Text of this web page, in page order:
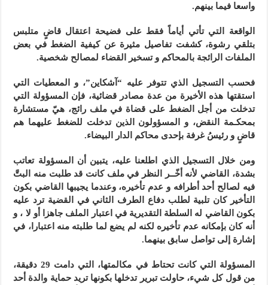
واسعا فيما بينهم.
الواقعة التي تأتي أياماً فقط على فضيحة اعتقال قاضٍ متلبس
بتلقي رشوة، كشفت تفاصيل مثيرة عن كيفية الضغط في بعض
الملفات الرائجة بالمحاكم و تسخير القضاء لمصالح شخصية.
فحسب التسجيل الذي تتوفر عليه “آشكاين”، و المعطيات التي
استقتها هذه الأخيرة من عدة مصادر قضائية، فإن المسؤولة التي
تدخلت من أجل الضغط على قضاة في ملف رائج، هيّ مستشارة
بمحكـمة النقض، و المسؤولون الذين تدخلت للضغط عليهما هم
قاضٍ و رئيسُ غرفة بإحدى محاكم الدار البيضاء.
ومن خلال التسجيل الذي اطلعنا عليه، يتبين أن المسؤولة تعاتب
بشدة، القاضي لأنه أخّــر النظر في ملف كانت قد طلبت منه البتَّ
فيه لصالح أحد أطرافه و عدم تأخيره، وعندما يجيبها القاضي بكون
التأخير كان تلبية لطلب دفاع الطرف الثاني في القضية ترد عليه
بكون القاضي له السلطة التقديرية في اعتبار الملف جاهزا أو لا ، و
أنه كان بإمكانه عدم تأخيره لكنه لم يضع لما طلبته منه اعتبارا، في
إشارة إلى تواصل سابق بينهما.
المسؤولة التي كانت تحتاط في مكالمتها، التي دامت 29 دقيقة،
من قول كل شيء، حاولت تبرير تدخلها بكونها تريد حماية والدة أحد